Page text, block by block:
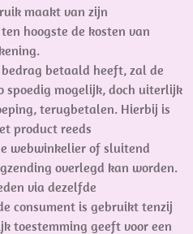
maakt van zijn
hoogste de kosten van
betaald heeft, zal de
spoedig mogelijk, doch uiterlijk
terugbetalen. Hierbij is
product reeds
webwinkelier of sluitend
overlegd kan worden.
via dezelfde
consument is gebruikt tenzij
toestemming geeft voor een